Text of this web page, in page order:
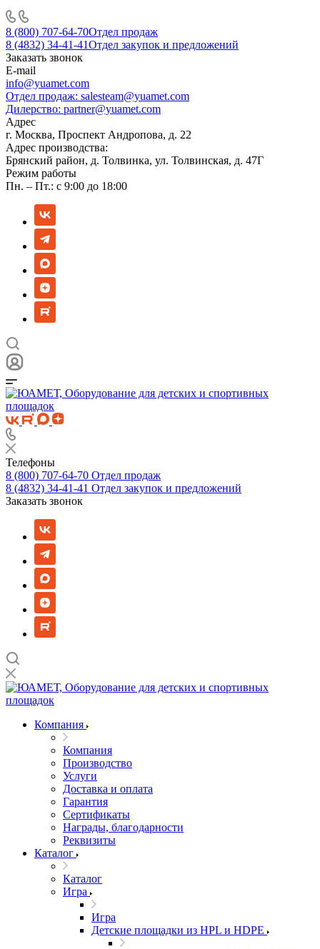
8 (800) 707-64-70Отдел продаж
8 (4832) 34-41-41Отдел закупок и предложений
Заказать звонок
E-mail
info@yuamet.com
Отдел продаж: salesteam@yuamet.com
Дилерство: partner@yuamet.com
Адрес
г. Москва, Проспект Андропова, д. 22
Адрес производства:
Брянский район, д. Толвинка, ул. Толвинская, д. 47Г
Режим работы
Пн. – Пт.: с 9:00 до 18:00
Телефоны
8 (800) 707-64-70 Отдел продаж
8 (4832) 34-41-41 Отдел закупок и предложений
Заказать звонок
Компания
Компания
Производство
Услуги
Доставка и оплата
Гарантия
Сертификаты
Награды, благодарности
Реквизиты
Каталог
Каталог
Игра
Игра
Детские площадки из HPL и HDPE